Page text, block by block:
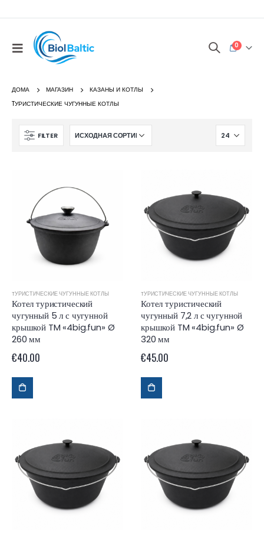
0
ДОМА МАГАЗИН
КАЗАНЫ И КОТЛЫ
TУРИСТИЧЕСКИЕ ЧУГУННЫЕ КОТЛЫ
FILTER
TУРИСТИЧЕСКИЕ ЧУГУННЫЕ КОТЛЫ
Котел туристический
чугунный 5 л с чугунной
крышкой TM «4big.fun» Ø
260 мм
€40.00
TУРИСТИЧЕСКИЕ ЧУГУННЫЕ КОТЛЫ
Котел туристический
чугунный 7,2 л с чугунной
крышкой TM «4big.fun» Ø
320 мм
€45.00